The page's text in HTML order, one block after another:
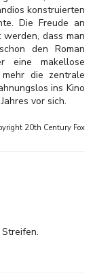
konstruierten
Die Freude an
dass man
den Roman
eine makellose
die zentrale
ins Kino
vor sich.
20th Century Fox